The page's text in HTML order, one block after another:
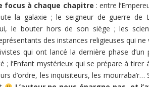
focus à chaque chapitre : entre
la galaxie ; le seigneur de guerre de
le bouter hors de son siège ; les
des instances religieuses qui ne
qui ont lancé la dernière phase
; l’Enfant mystérieux qui se prépare à
d’ordre, les inquisiteurs, les mourraba’r…